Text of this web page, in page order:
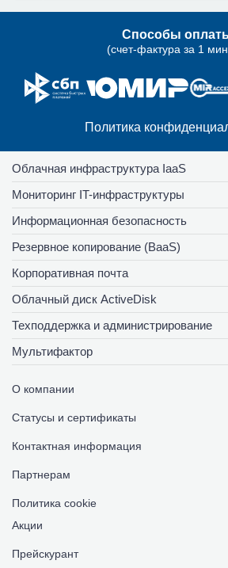
Способы
(счет-фактура за 1
Политика
Облачная инфраструктура IaaS
Мониторинг IT-инфраструктуры
Информационная безопасность
Резервное копирование (BaaS)
Корпоративная почта
Облачный диск ActiveDisk
Техподдержка и администрирование
Мультифактор
О компании
Статусы и сертификаты
Контактная информация
Партнерам
Политика cookie
Акции
Прейскурант